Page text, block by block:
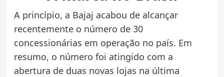
A princípio, a Bajaj acabou de alcançar
recentemente o número de 30
concessionárias em operação no país. Em
resumo, o número foi atingido com a
abertura de duas novas lojas na última